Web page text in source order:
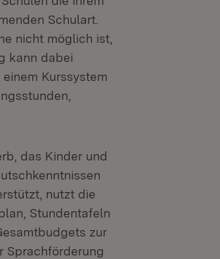
Schulart.
nicht möglich ist,
kann dabei
Kurssystem
das Kinder und
nutzt die
Stundentafeln
zur
Sprachförderung